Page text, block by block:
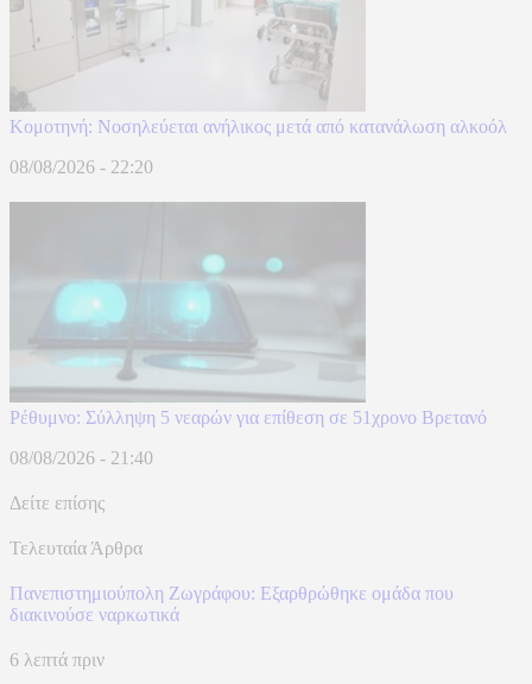
Κομοτηνή: Νοσηλεύεται ανήλικος μετά από κατανάλωση αλκοόλ
08/08/2026 - 22:20
Ρέθυμνο: Σύλληψη 5 νεαρών για επίθεση σε 51χρονο Βρετανό
08/08/2026 - 21:40
Δείτε επίσης
Τελευταία Άρθρα
Πανεπιστημιούπολη Ζωγράφου: Εξαρθρώθηκε ομάδα που
διακινούσε ναρκωτικά
6 λεπτά πριν